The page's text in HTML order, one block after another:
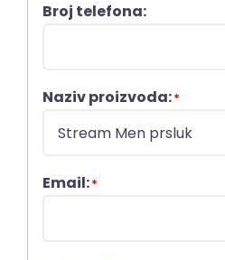
Broj telefona:
Naziv proizvoda:*
Email:*